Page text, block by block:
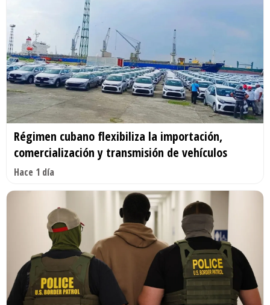
Régimen cubano flexibiliza la importación,
comercialización y transmisión de vehículos
Hace 1 día